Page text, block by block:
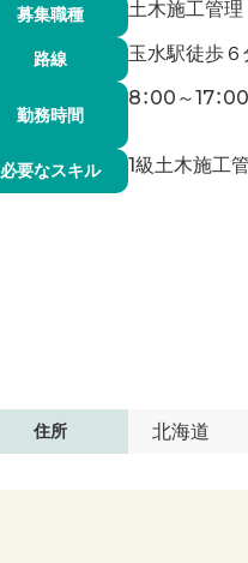
募集職種 土木施工管理
路線 玉水駅徒歩６
勤務時間
8：00～17：
必要なスキル 1級土木施工
住所 北海道